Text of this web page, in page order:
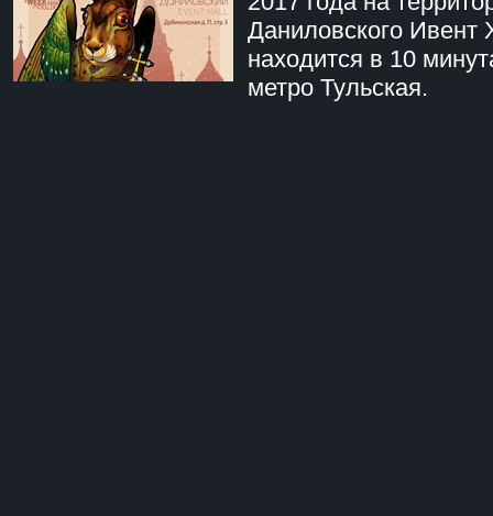
Даниловского Ивент
находится в 10
метро Тульская.